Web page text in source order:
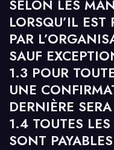
SELON LES
LORSQU’IL
PAR
SAUF
1.3 POUR
UNE
DERNIÈRE
1.4 TOUTES
SONT